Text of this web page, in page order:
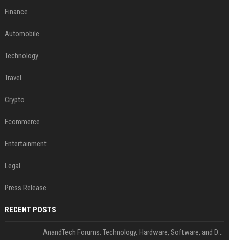
Finance
Automobile
Technology
Travel
Crypto
Ecommerce
Entertainment
Legal
Press Release
RECENT POSTS
AnandTech Forums: Technology, Hardware, Software, and Deals